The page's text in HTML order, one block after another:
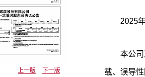
上一版 下一版
2025
本公
载、误导性